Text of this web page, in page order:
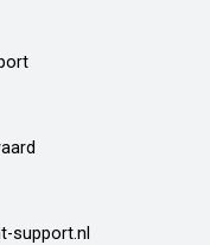
support.nl